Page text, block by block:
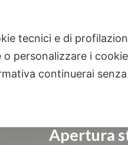
Apertura
tecnici e di
personalizzare i
continuerai